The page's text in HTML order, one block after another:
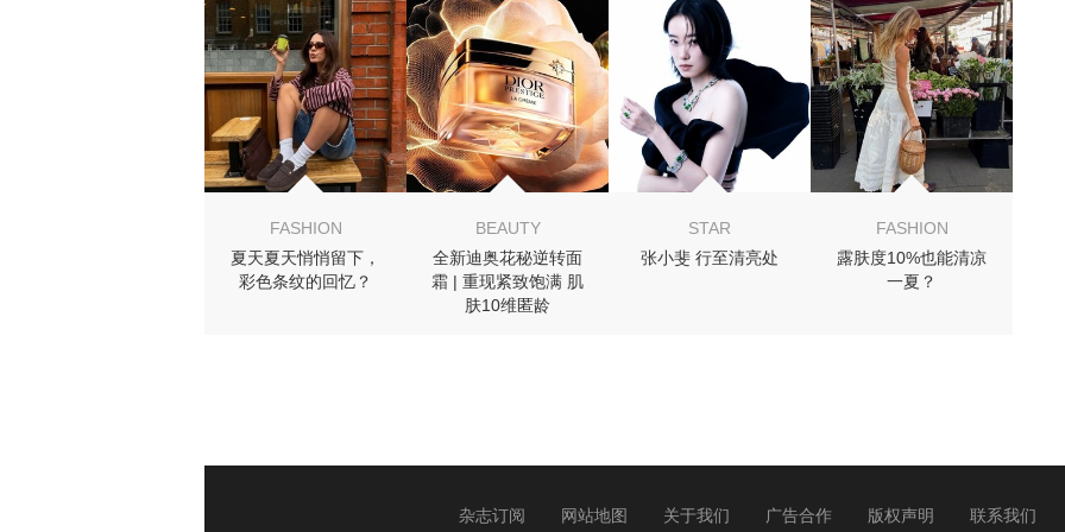
MIGHT LIKE 你可能喜欢
FASHION
夏天夏天悄悄留下，
彩色条纹的回忆？
BEAUTY
全新迪奥花秘逆转面
霜 | 重现紧致饱满 肌
肤10维匿龄
STAR
张小斐 行至清亮处
FASHION
露肤度10%也能清凉
一夏？
杂志订阅 网站地图 关于我们 广告合作 版权声明 联系我们